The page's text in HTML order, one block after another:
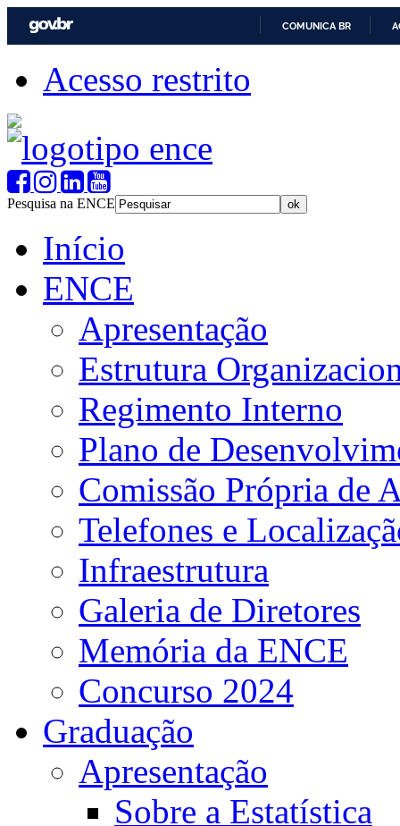
COMUNICA BR
Acesso restrito
Pesquisa na ENCE
Início
ENCE
Apresentação
Estrutura
Regimento Interno
Plano de
Comissão Própria de
Telefones e
Infraestrutura
Galeria de Diretores
Memória da ENCE
Concurso 2024
Graduação
Apresentação
Sobre a Estatística